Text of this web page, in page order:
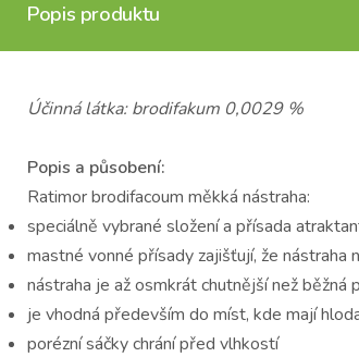
Popis produktu
Účinná látka: brodifakum 0,0029 %
Popis a působení:
Ratimor brodifacoum měkká nástraha:
speciálně vybrané složení a přísada
mastné vonné přísady zajišťují, že nástraha
nástraha je až osmkrát chutnější než běžná
je vhodná především do míst, kde mají
porézní sáčky chrání před vlhkostí